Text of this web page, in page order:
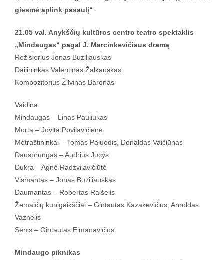
giesmė aplink pasaulį“
21.05 val. Anykščių kultūros centro teatro spektaklis
„Mindaugas“ pagal J. Marcinkevičiaus dramą
Režisierius Jonas Buziliauskas
Dailininkas Valentinas Žalkauskas
Kompozitorius Žilvinas Baronas
Vaidina:
Mindaugas – Linas Pauliukas
Morta – Jovita Povilavičienė
Metraštininkai – Tomas Pajuodis, Donaldas Vaičiūnas
Dausprungas – Audrius Jucys
Dukra – Agnė Radzvilavičiūtė
Vismantas – Jonas Buziliauskas
Daumantas – Robertas Raišelis
Žemaičių kunigaikščiai – Gintautas Kazakevičius, Arnoldas
Vaznelis
Senis – Gintautas Eimanavičius
Mindaugo piknikas